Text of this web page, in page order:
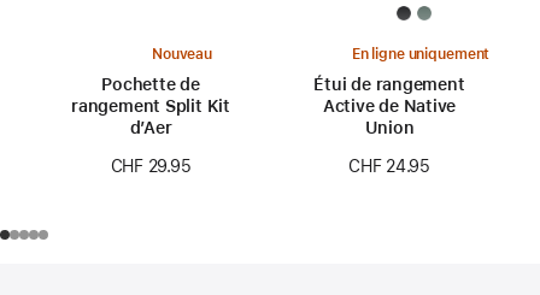
Nouveau
Pochette de
rangement Split Kit
d’Aer
CHF 29.95
En ligne uniquement
Étui de rangement
Active de Native
Union
CHF 24.95